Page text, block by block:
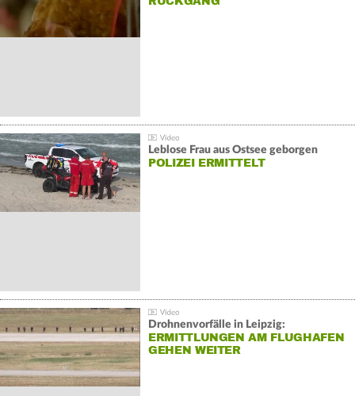
Leblose Frau aus Ostsee geborgen
POLIZEI ERMITTELT
Drohnenvorfälle in Leipzig:
ERMITTLUNGEN AM FLUGHAFEN
GEHEN WEITER